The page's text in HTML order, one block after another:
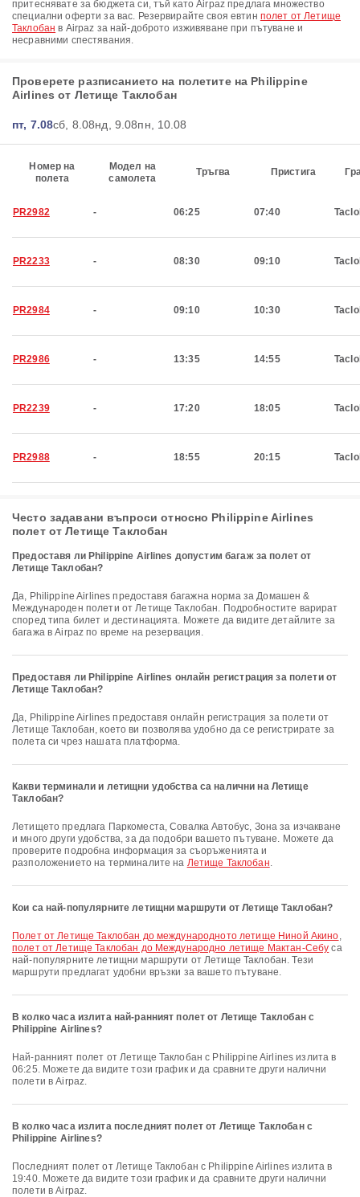
притеснявате за бюджета си, тъй като Airpaz предлага множество
специални оферти за вас. Резервирайте своя евтин полет от Летище
Таклобан в Airpaz за най-доброто изживяване при пътуване и
несравними спестявания.
Проверете разписанието на полетите на Philippine
Airlines от Летище Таклобан
пт, 7.08сб, 8.08нд, 9.08пн, 10.08
Номер на
полета
Модел на
самолета
Тръгва Пристига
PR2982 - 06:25 07:40
PR2233 - 08:30 09:10
PR2984 - 09:10 10:30
PR2986 - 13:35 14:55
PR2239 - 17:20 18:05
PR2988 - 18:55 20:15
Често задавани въпроси относно Philippine Airlines
полет от Летище Таклобан
Предоставя ли Philippine Airlines допустим багаж за полет от
Летище Таклобан?
Да, Philippine Airlines предоставя багажна норма за Домашен &
Международен полети от Летище Таклобан. Подробностите варират
според типа билет и дестинацията. Можете да видите детайлите за
багажа в Airpaz по време на резервация.
Предоставя ли Philippine Airlines онлайн регистрация за полети от
Летище Таклобан?
Да, Philippine Airlines предоставя онлайн регистрация за полети от
Летище Таклобан, което ви позволява удобно да се регистрирате за
полета си чрез нашата платформа.
Какви терминали и летищни удобства са налични на Летище
Таклобан?
Летището предлага Паркоместа, Совалка Автобус, Зона за изчакване
и много други удобства, за да подобри вашето пътуване. Можете да
проверите подробна информация за съоръженията и
разположението на терминалите на Летище Таклобан.
Кои са най-популярните летищни маршрути от Летище Таклобан?
полет от Летище Таклобан до международното летище Ниной Акино,
полет от Летище Таклобан до Международно летище Мактан-Себу са
най-популярните летищни маршрути от Летище Таклобан. Тези
маршрути предлагат удобни връзки за вашето пътуване.
В колко часа излита най-ранният полет от Летище Таклобан с
Philippine Airlines?
Най-ранният полет от Летище Таклобан с Philippine Airlines излита в
06:25. Можете да видите този график и да сравните други налични
полети в Airpaz.
В колко часа излита последният полет от Летище Таклобан с
Philippine Airlines?
Последният полет от Летище Таклобан с Philippine Airlines излита в
19:40. Можете да видите този график и да сравните други налични
полети в Airpaz.